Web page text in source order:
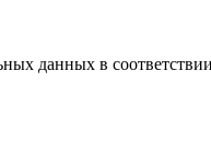
данных в